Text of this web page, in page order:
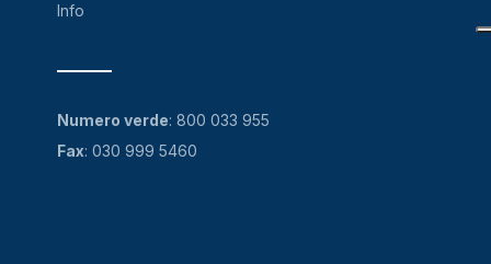
Info
Numero verde: 800 033 955
Fax: 030 999 5460